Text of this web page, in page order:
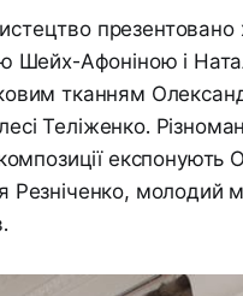
Шейх-Афоніною і
тканням
Теліженко.
композиції
Резніченко, молодий